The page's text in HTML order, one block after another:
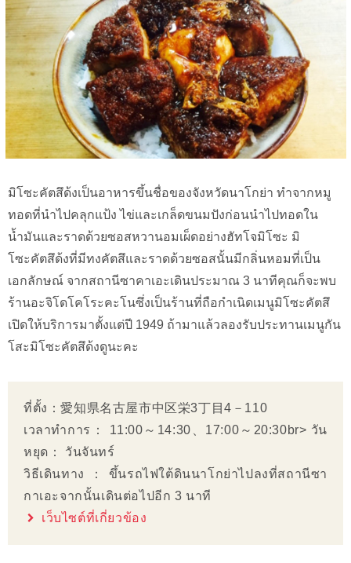
มิโซะคัตสึด้งเป็นอาหารขึ้นชื่อของจังหวัดนาโกย่า ทำจากหมู
ทอดที่นำไปคลุกแป้ง ไข่และเกล็ดขนมปังก่อนนำไปทอดใน
น้ำมันและราดด้วยซอสหวานอมเผ็ดอย่างฮัทโจมิโซะ มิ
โซะคัตสึด้งที่มีทงคัตสึและราดด้วยซอสนั้นมีกลิ่นหอมที่เป็น
เอกลักษณ์ จากสถานีซาคาเอะเดินประมาณ 3 นาทีคุณก็จะพบ
ร้านอะจิโดโคโระคะโนซึ่งเป็นร้านที่ถือกำเนิดเมนูมิโซะคัตสึ
เปิดให้บริการมาตั้งแต่ปี 1949 ถ้ามาแล้วลองรับประทานเมนูกัน
โสะมิโซะคัตสึด้งดูนะคะ
ที่ตั้ง：愛知県名古屋市中区栄3丁目4－110
เวลาทำการ： 11:00～14:30、17:00～20:30br> วัน
หยุด： วันจันทร์
วิธีเดินทาง：ขึ้นรถไฟใต้ดินนาโกย่าไปลงที่สถานีซา
กาเอะจากนั้นเดินต่อไปอีก 3 นาที
เว็บไซต์ที่เกี่ยวข้อง